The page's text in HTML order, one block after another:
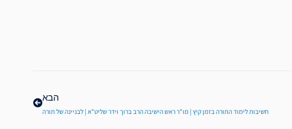
הבא
חשיבות לימוד התורה בזמן קיץ | מו"ר ראש הישיבה הרב ברוך וידר שליט"א | לבניינה של תורה